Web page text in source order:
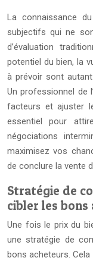
La connaissance
subjectifs qui ne
d’évaluation
potentiel du bien, la
à prévoir sont
Un professionnel de
facteurs et ajuster
essentiel pour
négociations
maximisez vos
de conclure la vente
Stratégie de
cibler les bons
Une fois le prix du
une stratégie de
bons acheteurs.